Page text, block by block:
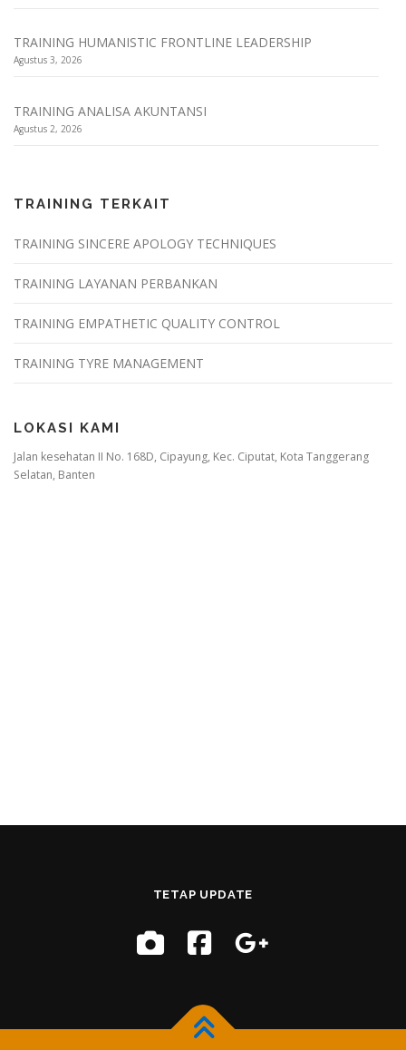
TRAINING HUMANISTIC FRONTLINE LEADERSHIP
Agustus 3, 2026
TRAINING ANALISA AKUNTANSI
Agustus 2, 2026
TRAINING TERKAIT
TRAINING SINCERE APOLOGY TECHNIQUES
TRAINING LAYANAN PERBANKAN
TRAINING EMPATHETIC QUALITY CONTROL
TRAINING TYRE MANAGEMENT
LOKASI KAMI
Jalan kesehatan II No. 168D, Cipayung, Kec. Ciputat, Kota Tanggerang
Selatan, Banten
TETAP UPDATE